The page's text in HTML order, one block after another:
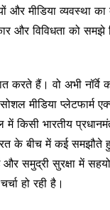
और मीडिया व्यवस्था
विविधता को समझे
करते हैं। वो अभी
मीडिया प्लेटफार्म
में किसी भारतीय
के बीच में कई
और समुद्री सुरक्षा में
हो रही है।